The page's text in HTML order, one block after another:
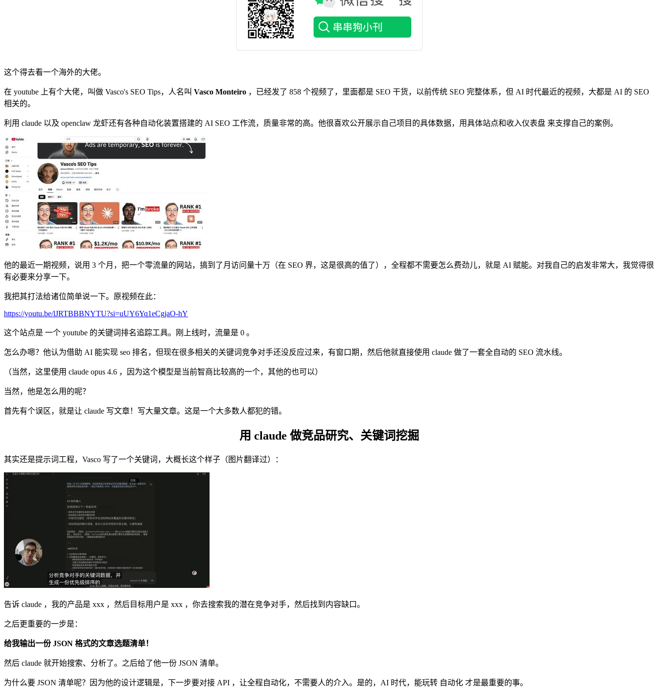
这个得去看一个海外的大佬。
在 youtube 上有个大佬，叫做 Vasco's SEO Tips，人名叫 Vasco Monteiro ，已经发了 858 个视频了，里面都是 SEO 干货，以前传统 SEO 完整体系，但 AI 时代最近的视频，大都是 AI 的 SEO
相关的。
利用 claude 以及 openclaw 龙虾还有各种自动化装置搭建的 AI SEO 工作流，质量非常的高。他很喜欢公开展示自己项目的具体数据，用具体站点和收入仪表盘 来支撑自己的案例。
他的最近一期视频，说用 3 个月，把一个零流量的网站，搞到了月访问量十万（在 SEO 界，这是很高的值了），全程都不需要怎么费劲儿，就是 AI 赋能。对我自己的启发非常大，我觉得很
有必要来分享一下。
我把其打法给诸位简单说一下。原视频在此：
https://youtu.be/lJRTBBBNYTU?si=uUY6Yq1eCgjaO-hY
这个站点是 一个 youtube 的关键词排名追踪工具。刚上线时，流量是 0 。
怎么办嗯？他认为借助 AI 能实现 seo 排名，但现在很多相关的关键词竞争对手还没反应过来，有窗口期，然后他就直接使用 claude 做了一套全自动的 SEO 流水线。
（当然，这里使用 claude opus 4.6 ，因为这个模型是当前智商比较高的一个，其他的也可以）
当然，他是怎么用的呢？
首先有个误区，就是让 claude 写文章！写大量文章。这是一个大多数人都犯的错。
用 claude 做竞品研究、关键词挖掘
其实还是提示词工程，Vasco 写了一个关键词，大概长这个样子（图片翻译过）：
告诉 claude ，我的产品是 xxx ，然后目标用户是 xxx ，你去搜索我的潜在竞争对手，然后找到内容缺口。
之后更重要的一步是：
给我输出一份 JSON 格式的文章选题清单！
然后 claude 就开始搜索、分析了。之后给了他一份 JSON 清单。
为什么要 JSON 清单呢？因为他的设计逻辑是，下一步要对接 API ，让全程自动化，不需要人的介入。是的，AI 时代，能玩转 自动化 才是最重要的事。